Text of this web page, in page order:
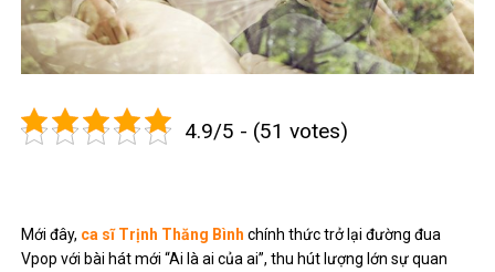
4.9/5 - (51 votes)
Mới đây, ca sĩ Trịnh Thăng Bình chính thức trở lại đường đua
Vpop với bài hát mới “Ai là ai của ai”, thu hút lượng lớn sự quan